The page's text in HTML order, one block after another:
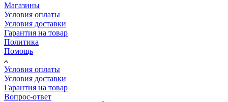
Магазины
Условия оплаты
Условия доставки
Гарантия на товар
Политика
Помощь
Условия оплаты
Условия доставки
Гарантия на товар
Вопрос-ответ